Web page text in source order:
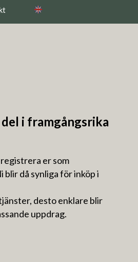
i framgångsrika
er som
då synliga för inköp i
desto enklare blir
uppdrag.